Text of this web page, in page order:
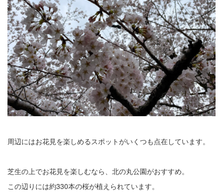
周辺にはお花見を楽しめるスポットがいくつも点在しています。
芝生の上でお花見を楽しむなら、北の丸公園がおすすめ。
この辺りには約330本の桜が植えられています。